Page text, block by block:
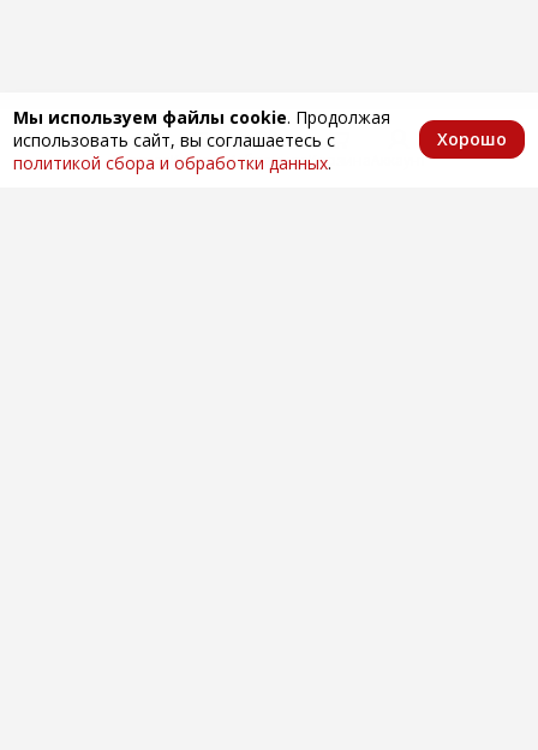
Мы используем файлы cookie. Продолжая
использовать сайт, вы соглашаетесь с
политикой сбора и обработки данных.
Хорошо
Главная КаталогИзбранноеКорзина Аккаунт